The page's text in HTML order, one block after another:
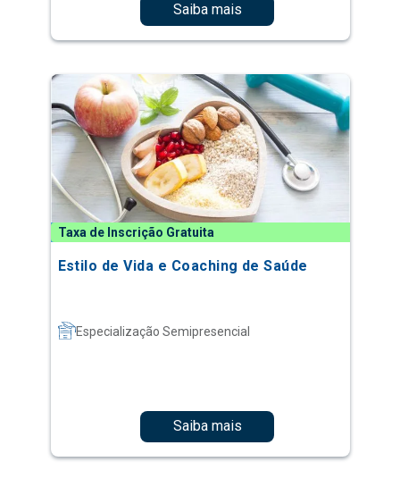
Saiba mais
Taxa de Inscrição Gratuita
Estilo de Vida e Coaching de Saúde
Especialização Semipresencial
Saiba mais